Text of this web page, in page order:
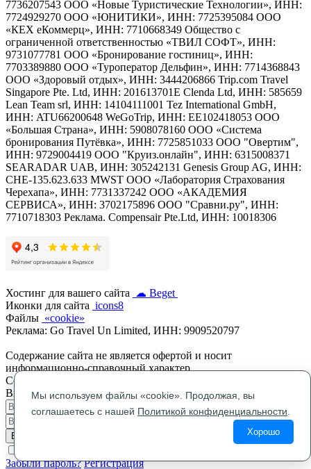
Мы используем файлы «cookie». Продолжая, вы
соглашаетесь с нашей Политикой конфиденциальности
Хорошо
7736207543 ООО «Новые Туристические Технологии», ИНН:
7724929270 ООО «ЮНИТИКИ», ИНН: 7725395084 ООО
«КЕХ еКоммерц», ИНН: 7710668349 Общество с
ограниченной ответственностью «ТВИЛ СОФТ», ИНН:
9731077781 ООО «Бронирование гостиниц», ИНН:
7703389880 ООО «Туроператор Дельфин», ИНН: 7714368843
ООО «Здоровый отдых», ИНН: 3444206866 Trip.com Travel
Singapore Pte. Ltd, ИНН: 201613701E Clenda Ltd, ИНН: 585659
Lean Team srl, ИНН: 14104111001 Tez International GmbH,
ИНН: ATU66200648 WeGoTrip, ИНН: EE102418053 ООО
«Большая Страна», ИНН: 5908078160 ООО «Система
бронирования Путёвка», ИНН: 7725851033 ООО "Овертим",
ИНН: 9729004419 ООО "Круиз.онлайн", ИНН: 6315008371
SEARADAR UAB, ИНН: 305242131 Genesis Group AG, ИНН:
CHE-135.623.633 MWST ООО «Лаборатория Страхования
Черехапа», ИНН: 7731337242 ООО «АКАДЕМИЯ
СЕРВИСА», ИНН: 3702175896 OOO "Сравни.ру", ИНН:
7710718303 Реклама. Compensair Pte.Ltd, ИНН: 10018306
Хостинг для вашего сайта
☁ Beget
Иконки для сайта icons8
Файлы «cookie»
Реклама: Go Travel Un Limited, ИНН: 9909520797
Содержание сайта не является офертой и носит
информационно-справочный характер.
Copyright © 2020-2026
Вход на сайт
Войти на сайт
Забыли пароль? Регистрация